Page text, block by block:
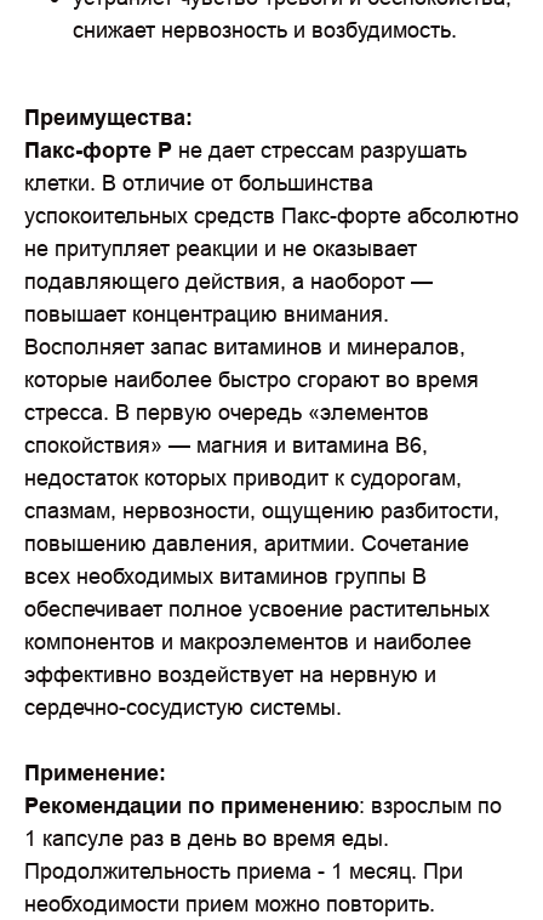
снижает нервозность и возбудимость.
Преимущества:
Пакс-форте Р не дает стрессам разрушать
клетки. В отличие от большинства
успокоительных средств Пакс-форте абсолютно
не притупляет реакции и не оказывает
подавляющего действия, а наоборот —
повышает концентрацию внимания.
Восполняет запас витаминов и минералов,
которые наиболее быстро сгорают во время
стресса. В первую очередь «элементов
спокойствия» — магния и витамина В6,
недостаток которых приводит к судорогам,
спазмам, нервозности, ощущению разбитости,
повышению давления, аритмии. Сочетание
всех необходимых витаминов группы B
обеспечивает полное усвоение растительных
компонентов и макроэлементов и наиболее
эффективно воздействует на нервную и
сердечно-сосудистую системы.
Применение:
Рекомендации по применению: взрослым по
1 капсуле раз в день во время еды.
Продолжительность приема - 1 месяц. При
необходимости прием можно повторить.